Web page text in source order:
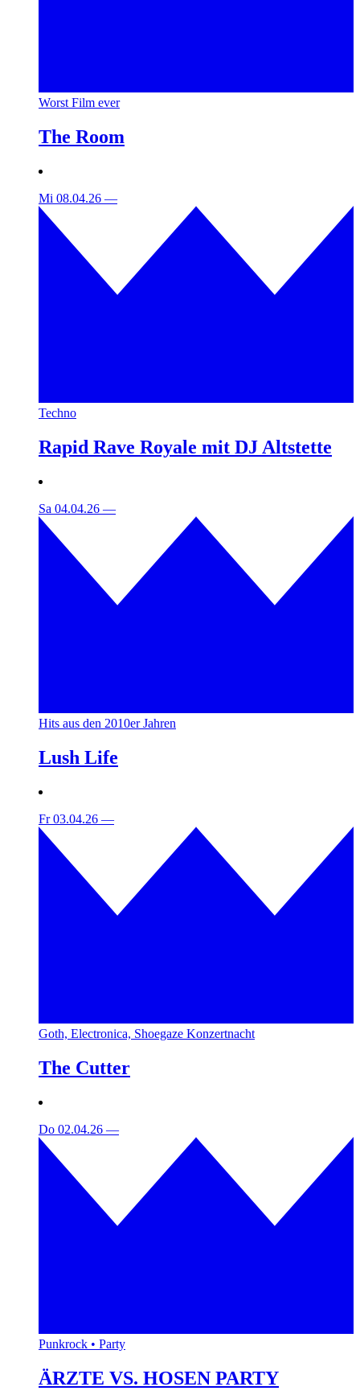
Worst Film ever
The Room
Mi 08.04.26 —
Techno
Rapid Rave Royale mit DJ Altstette
Sa 04.04.26 —
Hits aus den 2010er Jahren
Lush Life
Fr 03.04.26 —
Goth, Electronica, Shoegaze Konzertnacht
The Cutter
Do 02.04.26 —
Punkrock • Party
ÄRZTE VS. HOSEN PARTY